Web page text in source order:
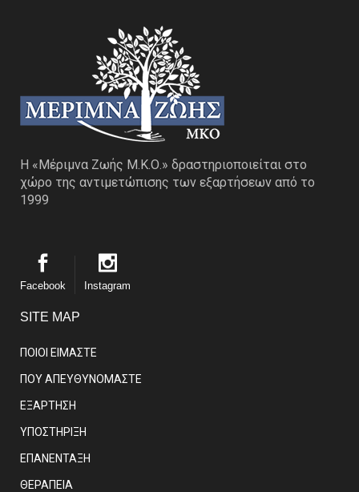
Η «Μέριμνα Ζωής Μ.Κ.Ο.» δραστηριοποιείται στο
χώρο της αντιμετώπισης των εξαρτήσεων από το
1999
Facebook Instagram
SITE MAP
ΠΟΙΟΙ ΕΙΜΑΣΤE
ΠΟΥ ΑΠΕΥΘΥΝΟΜΑΣΤΕ
ΕΞΑΡΤΗΣΗ
ΥΠΟΣΤΗΡΙΞΗ
ΕΠΑΝΕΝΤΑΞΗ
ΘΕΡΑΠΕΙΑ